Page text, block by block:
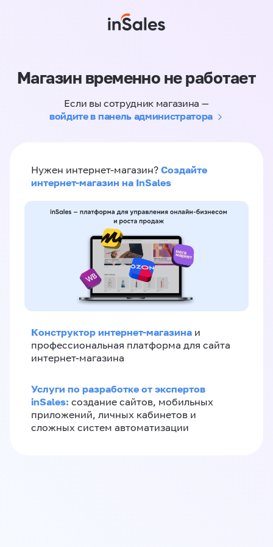
Магазин временно не работает
Если вы сотрудник магазина —
войдите в панель администратора
Нужен интернет-магазин? Создайте
интернет-магазин на InSales
Конструктор интернет-магазина и
профессиональная платформа для сайта
интернет-магазина
Услуги по разработке от экспертов
inSales: создание сайтов, мобильных
приложений, личных кабинетов и
сложных систем автоматизации